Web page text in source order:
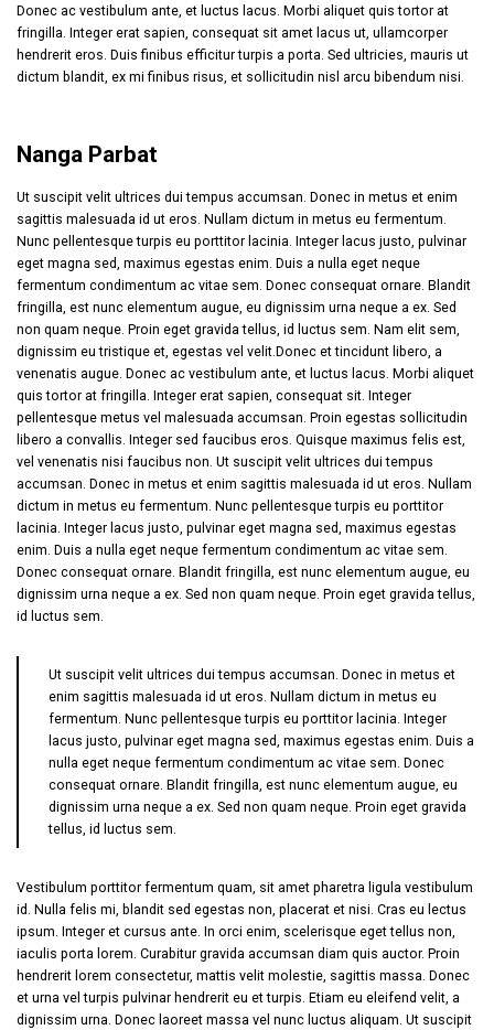
Donec ac vestibulum ante, et luctus lacus. Morbi aliquet quis tortor at
fringilla. Integer erat sapien, consequat sit amet lacus ut, ullamcorper
hendrerit eros. Duis finibus efficitur turpis a porta. Sed ultricies, mauris ut
dictum blandit, ex mi finibus risus, et sollicitudin nisl arcu bibendum nisi.
Nanga Parbat
Ut suscipit velit ultrices dui tempus accumsan. Donec in metus et enim
sagittis malesuada id ut eros. Nullam dictum in metus eu fermentum.
Nunc pellentesque turpis eu porttitor lacinia. Integer lacus justo, pulvinar
eget magna sed, maximus egestas enim. Duis a nulla eget neque
fermentum condimentum ac vitae sem. Donec consequat ornare. Blandit
fringilla, est nunc elementum augue, eu dignissim urna neque a ex. Sed
non quam neque. Proin eget gravida tellus, id luctus sem. Nam elit sem,
dignissim eu tristique et, egestas vel velit.Donec et tincidunt libero, a
venenatis augue. Donec ac vestibulum ante, et luctus lacus. Morbi aliquet
quis tortor at fringilla. Integer erat sapien, consequat sit. Integer
pellentesque metus vel malesuada accumsan. Proin egestas sollicitudin
libero a convallis. Integer sed faucibus eros. Quisque maximus felis est,
vel venenatis nisi faucibus non. Ut suscipit velit ultrices dui tempus
accumsan. Donec in metus et enim sagittis malesuada id ut eros. Nullam
dictum in metus eu fermentum. Nunc pellentesque turpis eu porttitor
lacinia. Integer lacus justo, pulvinar eget magna sed, maximus egestas
enim. Duis a nulla eget neque fermentum condimentum ac vitae sem.
Donec consequat ornare. Blandit fringilla, est nunc elementum augue, eu
dignissim urna neque a ex. Sed non quam neque. Proin eget gravida tellus,
id luctus sem.
Ut suscipit velit ultrices dui tempus accumsan. Donec in metus et
enim sagittis malesuada id ut eros. Nullam dictum in metus eu
fermentum. Nunc pellentesque turpis eu porttitor lacinia. Integer
lacus justo, pulvinar eget magna sed, maximus egestas enim. Duis a
nulla eget neque fermentum condimentum ac vitae sem. Donec
consequat ornare. Blandit fringilla, est nunc elementum augue, eu
dignissim urna neque a ex. Sed non quam neque. Proin eget gravida
tellus, id luctus sem.
Vestibulum porttitor fermentum quam, sit amet pharetra ligula vestibulum
id. Nulla felis mi, blandit sed egestas non, placerat et nisi. Cras eu lectus
ipsum. Integer et cursus ante. In orci enim, scelerisque eget tellus non,
iaculis porta lorem. Curabitur gravida accumsan diam quis auctor. Proin
hendrerit lorem consectetur, mattis velit molestie, sagittis massa. Donec
et urna vel turpis pulvinar hendrerit eu et turpis. Etiam eu eleifend velit, a
dignissim urna. Donec laoreet massa vel nunc luctus aliquam. Ut suscipit